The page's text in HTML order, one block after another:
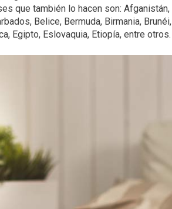
que también lo hacen son: Afganistán,
Belice, Bermuda, Birmania, Brunéi,
Egipto, Eslovaquia, Etiopía, entre otros.